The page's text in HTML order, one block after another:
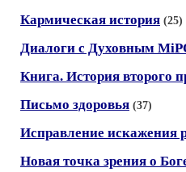
Кармическая история (25)
Диалоги с Духовным
Книга. История второго
Письмо здоровья (37)
Исправление искажения
Новая точка зрения о